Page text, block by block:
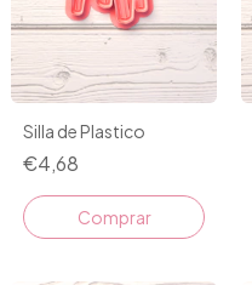
Silla de Plastico
€4,68
Comprar